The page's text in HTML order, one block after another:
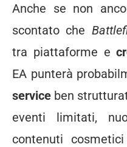
Anche se non
scontato che
tra piattaforme e
EA punterà
service ben
eventi limitati,
contenuti